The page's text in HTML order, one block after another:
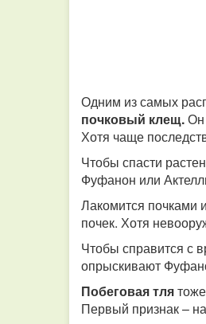
Одним из самых
почковый клещ.Он
Хотя чаще
Чтобы спасти
Фуфанон или
Лакомится почками и
почек. Хотя
Чтобы справится с
опрыскивают
Побеговая тля
Первый признак –